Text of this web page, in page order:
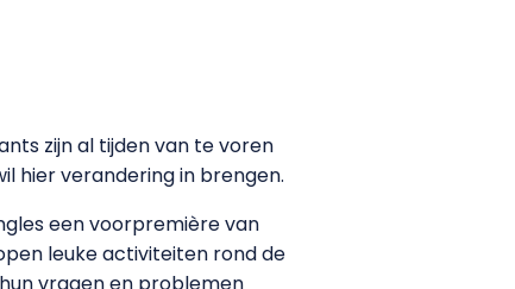
zijn al tijden van te voren
hier verandering in brengen.
een voorpremière van
leuke activiteiten rond de
vragen en problemen